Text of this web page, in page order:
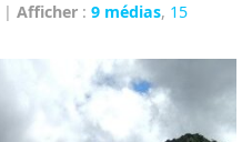
|Afficher :9 médias, 15